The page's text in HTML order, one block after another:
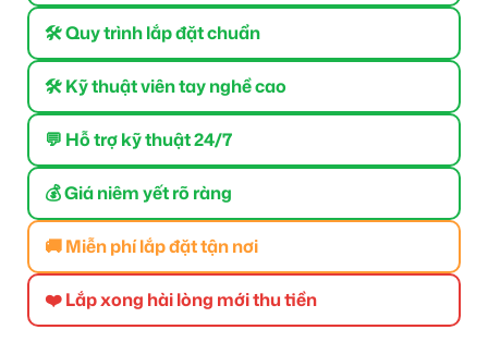
🛠 Quy trình lắp đặt chuẩn
🛠 Kỹ thuật viên tay nghề cao
💬 Hỗ trợ kỹ thuật 24/7
💰 Giá niêm yết rõ ràng
🚚 Miễn phí lắp đặt tận nơi
❤️ Lắp xong hài lòng mới thu tiền